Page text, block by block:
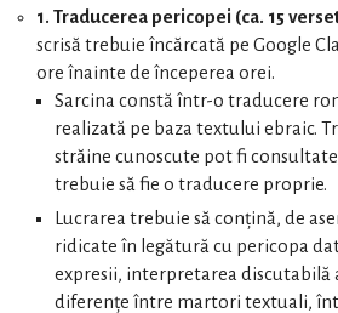
1. Traducerea pericopei (ca. 15
scrisă trebuie încărcată pe Google
ore înainte de începerea orei.
Sarcina constă într-o traducere
realizată pe baza textului ebraic.
străine cunoscute pot fi
trebuie să fie o traducere proprie.
Lucrarea trebuie să conțină, de
ridicate în legătură cu pericopa
expresii, interpretarea discutabilă
diferențe între martori textuali,